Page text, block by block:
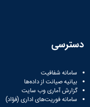
دسترسی
سامانه شفافیت
بیانیه صیانت از داده‌ها
گزارش آماری وب‌ سایت
سامانه فوریت‌های اداری (فؤاد)